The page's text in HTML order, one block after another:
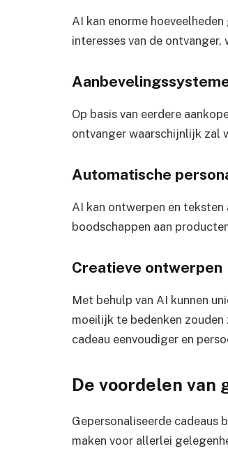
AI kan enorme
interesses van de
Op basis van eerdere
ontvanger waarschijnlijk zal
Automatische
AI kan ontwerpen en
boodschappen aan
Creatieve ontwerpen
Met behulp van AI kunnen
moeilijk te bedenken
cadeau eenvoudiger en
De voordelen van
Gepersonaliseerde cadeaus
maken voor allerlei